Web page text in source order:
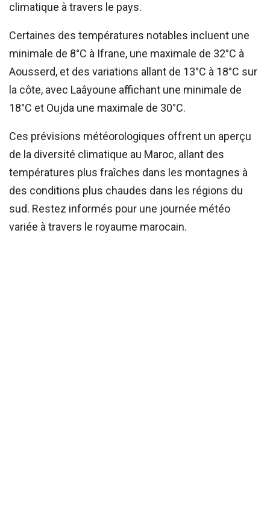
climatique à travers le pays.
Certaines des températures notables incluent une
minimale de 8°C à Ifrane, une maximale de 32°C à
Aousserd, et des variations allant de 13°C à 18°C sur
la côte, avec Laâyoune affichant une minimale de
18°C et Oujda une maximale de 30°C.
Ces prévisions météorologiques offrent un aperçu
de la diversité climatique au Maroc, allant des
températures plus fraîches dans les montagnes à
des conditions plus chaudes dans les régions du
sud. Restez informés pour une journée météo
variée à travers le royaume marocain.